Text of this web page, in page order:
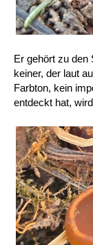
Er gehört zu den
keiner, der laut
Farbton, kein
entdeckt hat,